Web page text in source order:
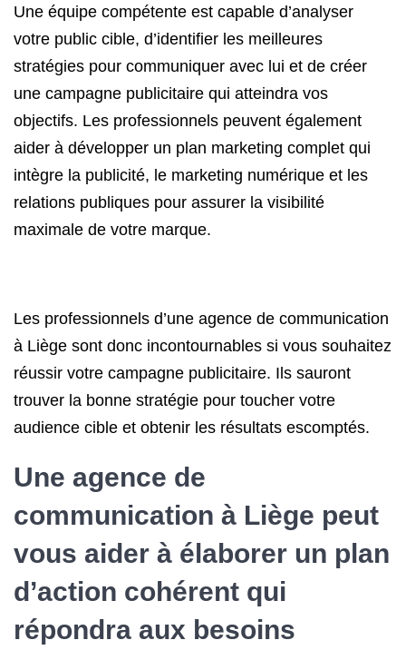
Une équipe compétente est capable d’analyser
votre public cible, d’identifier les meilleures
stratégies pour communiquer avec lui et de créer
une campagne publicitaire qui atteindra vos
objectifs. Les professionnels peuvent également
aider à développer un plan marketing complet qui
intègre la publicité, le marketing numérique et les
relations publiques pour assurer la visibilité
maximale de votre marque.
Les professionnels d’une agence de communication
à Liège sont donc incontournables si vous souhaitez
réussir votre campagne publicitaire. Ils sauront
trouver la bonne stratégie pour toucher votre
audience cible et obtenir les résultats escomptés.
Une agence de
communication à Liège peut
vous aider à élaborer un plan
d’action cohérent qui
répondra aux besoins